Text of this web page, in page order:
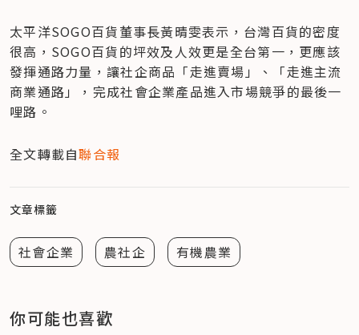
太平洋SOGO百貨董事長黃晴雯表示，台灣百貨的密度
很高，SOGO百貨的坪效及人效更是全台第一，更應該
發揮通路力量，讓社企商品「走進賣場」、「走進主流
商業通路」，完成社會企業產品進入市場競爭的最後一
哩路。
全文轉載自聯合報
文章標籤
社會企業 農社企 有機農業
你可能也喜歡